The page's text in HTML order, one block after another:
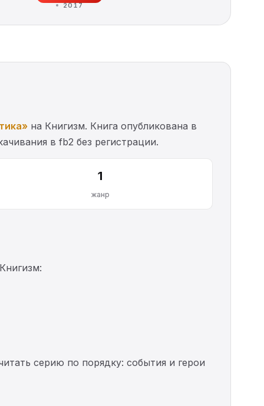
2017
на Книгизм. Книга опубликована в
в fb2 без регистрации.
1
жанр
серию по порядку: события и герои